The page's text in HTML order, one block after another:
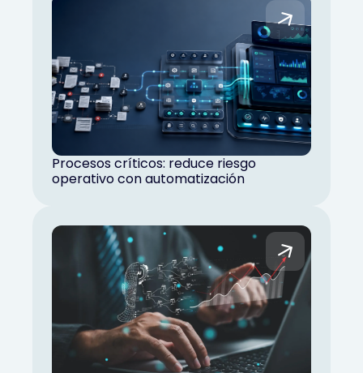
Procesos críticos: reduce riesgo
operativo con automatización